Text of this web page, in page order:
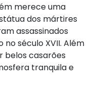
merece uma
dos mártires
assassinados
século XVII. Além
belos casarões
tranquila e